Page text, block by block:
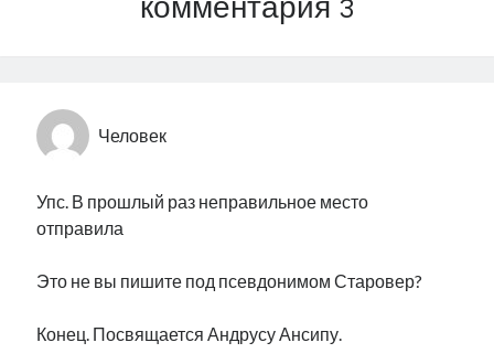
комментария 3
Человек
Упс. В прошлый раз неправильное место
отправила
Это не вы пишите под псевдонимом Старовер?
Конец. Посвящается Андрусу Ансипу.